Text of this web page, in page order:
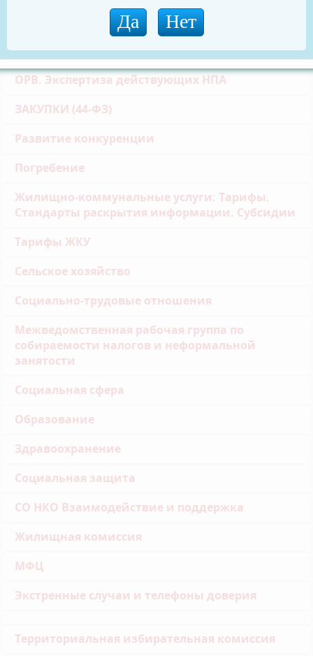
ОРВ. Оценка проектов НПА
ОРВ.Публичные консультации
ОРВ. Экспертиза действующих НПА
ЗАКУПКИ (44-ФЗ)
Развитие конкуренции
Погребение
Жилищно-коммунальные услуги: Тарифы.
Стандарты раскрытия информации. Субсидии
Тарифы ЖКУ
Сельское хозяйство
Социально-трудовые отношения
Межведомственная рабочая группа по
собираемости налогов и неформальной
занятости
Социальная сфера
Образование
Здравоохранение
Социальная защита
СО НКО Взаимодействие и поддержка
Жилищная комиссия
МФЦ
Экстренные случаи и телефоны доверия
Территориальная избирательная комиссия